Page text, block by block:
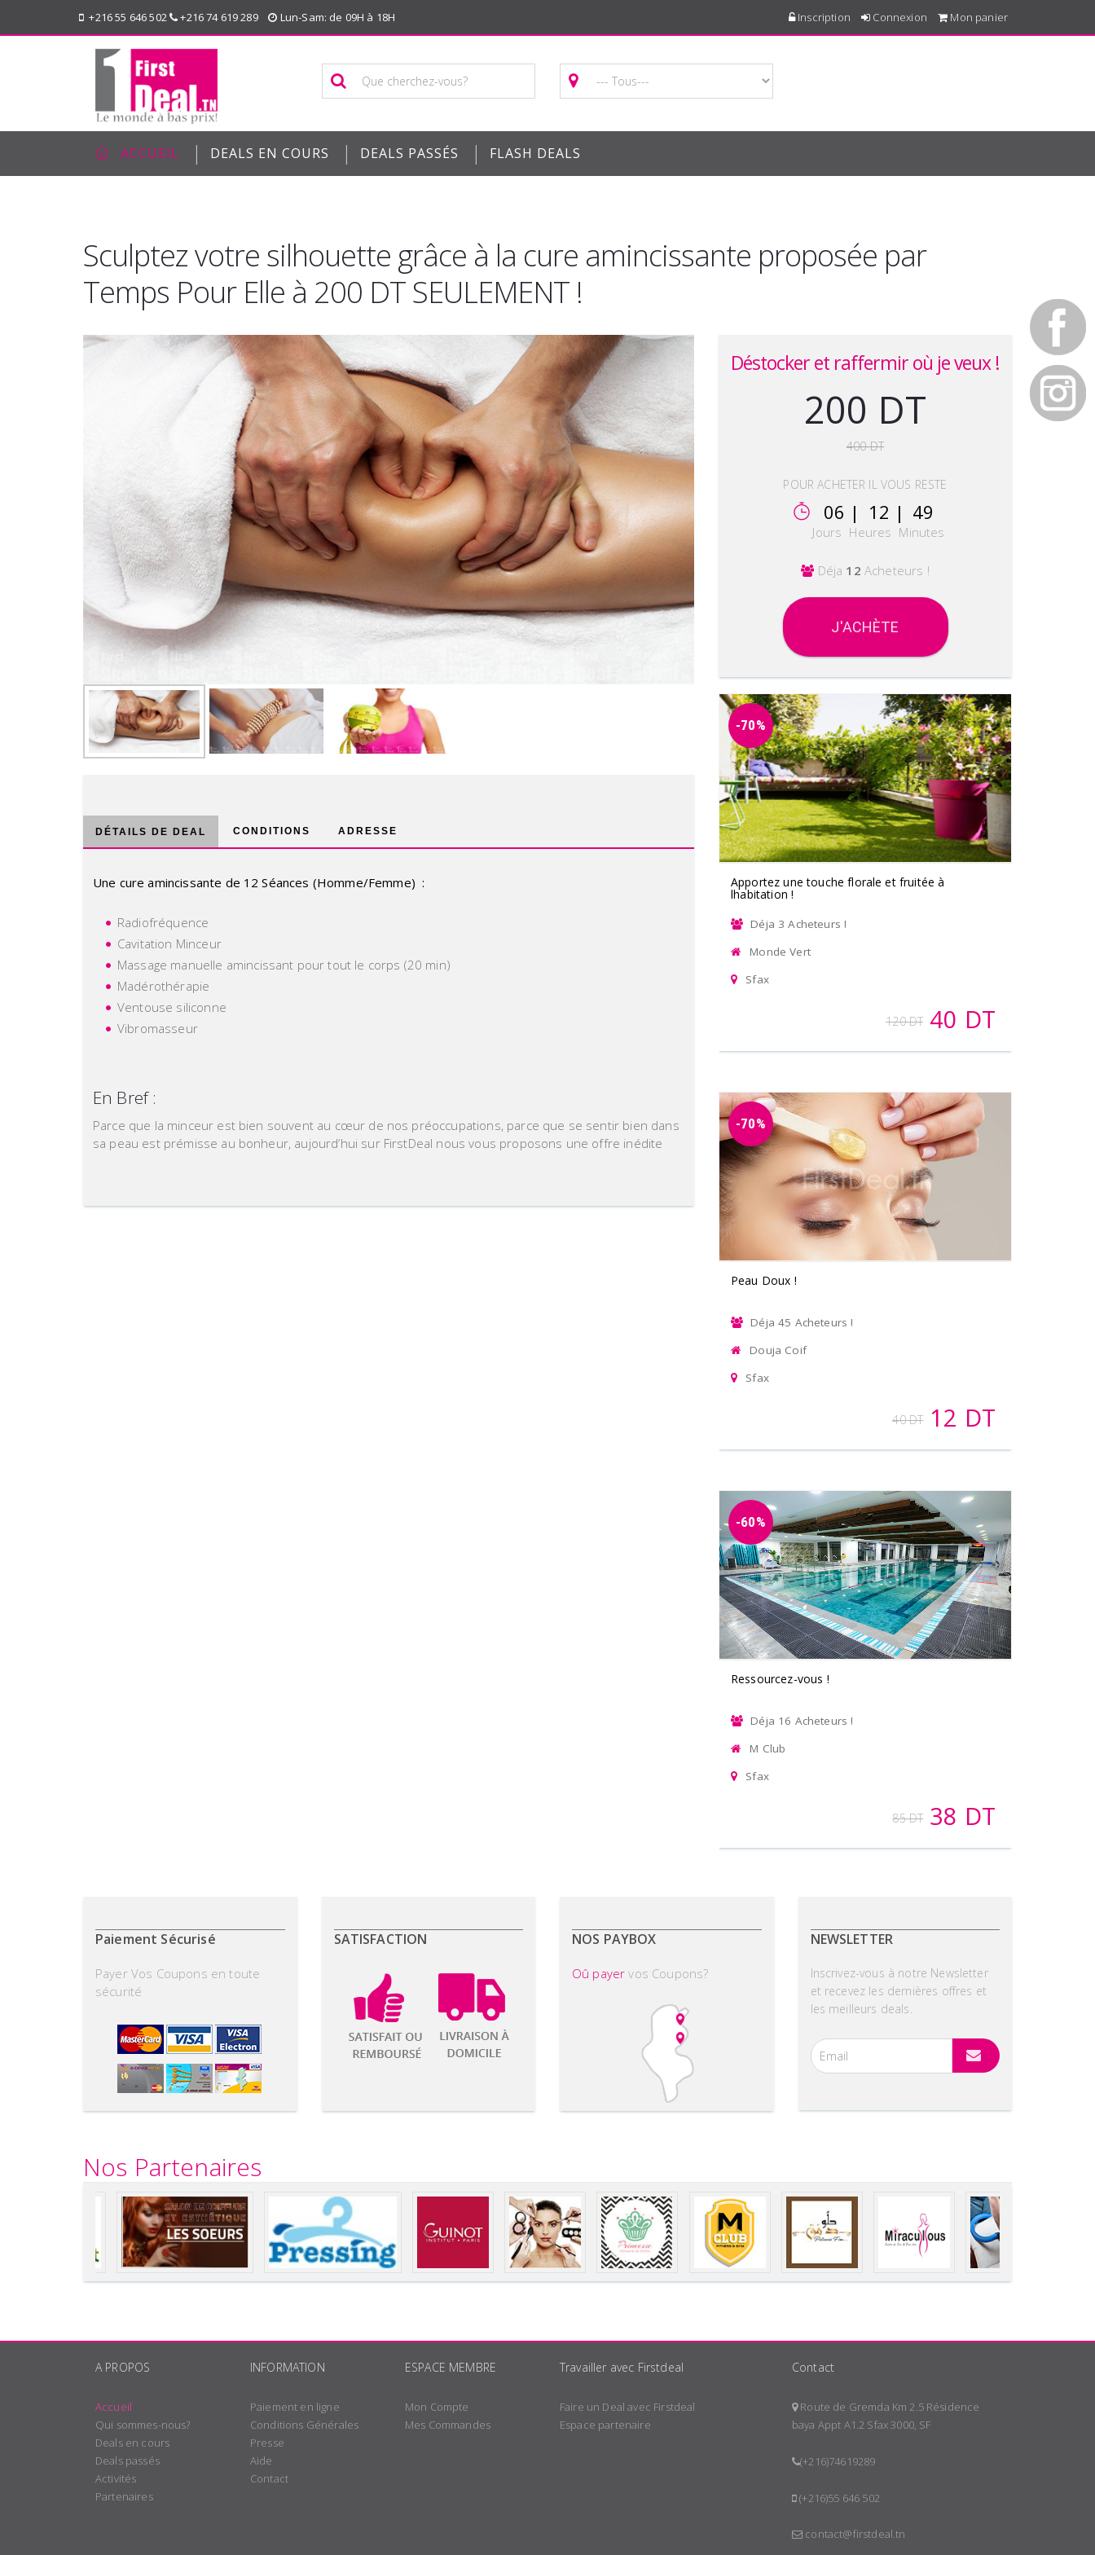
+216 55 646 502 +216 74 619 289 Lun-Sam: de 09H à 18H Inscription Connexion Mon panier
ACCUEIL | DEALS EN COURS | DEALS PASSÉS | FLASH DEALS
Sculptez votre silhouette grâce à la cure amincissante proposée par
Temps Pour Elle à 200 DT SEULEMENT !
DÉTAILS DE DEAL CONDITIONS ADRESSE
Une cure amincissante de 12 Séances (Homme/Femme) :
Radiofréquence
Cavitation Minceur
Massage manuelle amincissant pour tout le corps (20 min)
Madérothérapie
Ventouse siliconne
Vibromasseur
En Bref :
Parce que la minceur est bien souvent au cœur de nos préoccupations, parce que se sentir bien dans
sa peau est prémisse au bonheur, aujourd’hui sur FirstDeal nous vous proposons une offre inédite
Déstocker et raffermir où je veux !
200 DT
400 DT
POUR ACHETER IL VOUS RESTE
06 | 12 | 49
Jours Heures Minutes
Déja 12 Acheteurs !
J'ACHÈTE
-70%
Apportez une touche florale et fruitée à
lhabitation !
Déja 3 Acheteurs !
Monde Vert
Sfax
40 DT
120 DT
-70%
Peau Doux !
Déja 45 Acheteurs !
Douja Coif
Sfax
12 DT
40 DT
-60%
Ressourcez-vous !
Déja 16 Acheteurs !
M Club
Sfax
38 DT
85 DT
Paiement Sécurisé
Payer Vos Coupons en toute
sécurité
SATISFACTION NOS PAYBOX
Oû payervos Coupons?
NEWSLETTER
Inscrivez-vous à notre Newsletter
et recevez les dernières offres et
les meilleurs deals.
Nos Partenaires
A PROPOS
Accueil
Qui sommes-nous?
Deals en cours
Deals passés
Activités
Partenaires
INFORMATION
Paiement en ligne
Conditions Générales
Presse
Aide
Contact
ESPACE MEMBRE
Mon Compte
Mes Commandes
Travailler avec Firstdeal
Faire un Deal avec Firstdeal
Espace partenaire
Contact
Route de Gremda Km 2.5 Résidence
baya Appt A1.2 Sfax 3000, SF
(+216)74619289
(+216)55 646 502
contact@firstdeal.tn